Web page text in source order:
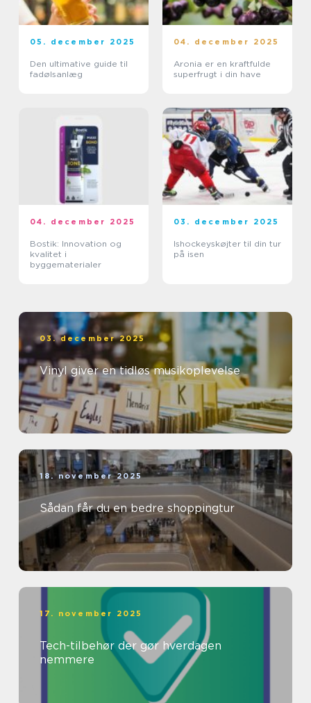
05. december 2025
Den ultimative guide til
fadølsanlæg
04. december 2025
Aronia er en kraftfulde
superfrugt i din have
04. december 2025
Bostik: Innovation og
kvalitet i
byggematerialer
03. december 2025
Ishockeyskøjter til din tur
på isen
03. december 2025
Vinyl giver en tidløs musikoplevelse
18. november 2025
Sådan får du en bedre shoppingtur
17. november 2025
Tech-tilbehør der gør hverdagen
nemmere